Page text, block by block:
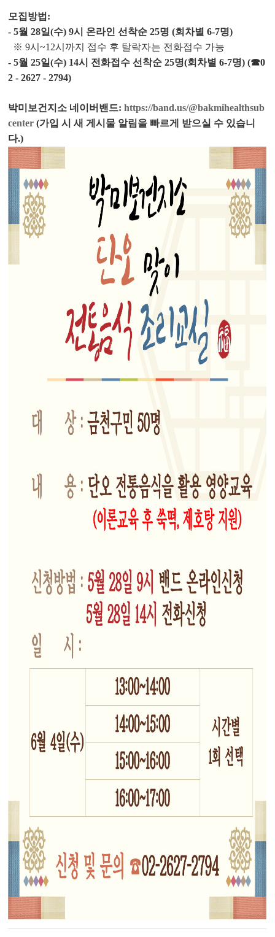
모집방법:
- 5월 28일(수) 9시 온라인 선착순 25명 (회차별 6-7명)
※ 9시~12시까지 접수 후 탈락자는 전화접수 가능
- 5월 25일(수) 14시 전화접수 선착순 25명(회차별 6-7명) (☎0
2 - 2627 - 2794)
박미보건지소 네이버밴드:https://band.us/@bakmihealthsub
center (가입 시 새 게시물 알림을 빠르게 받으실 수 있습니
다.)